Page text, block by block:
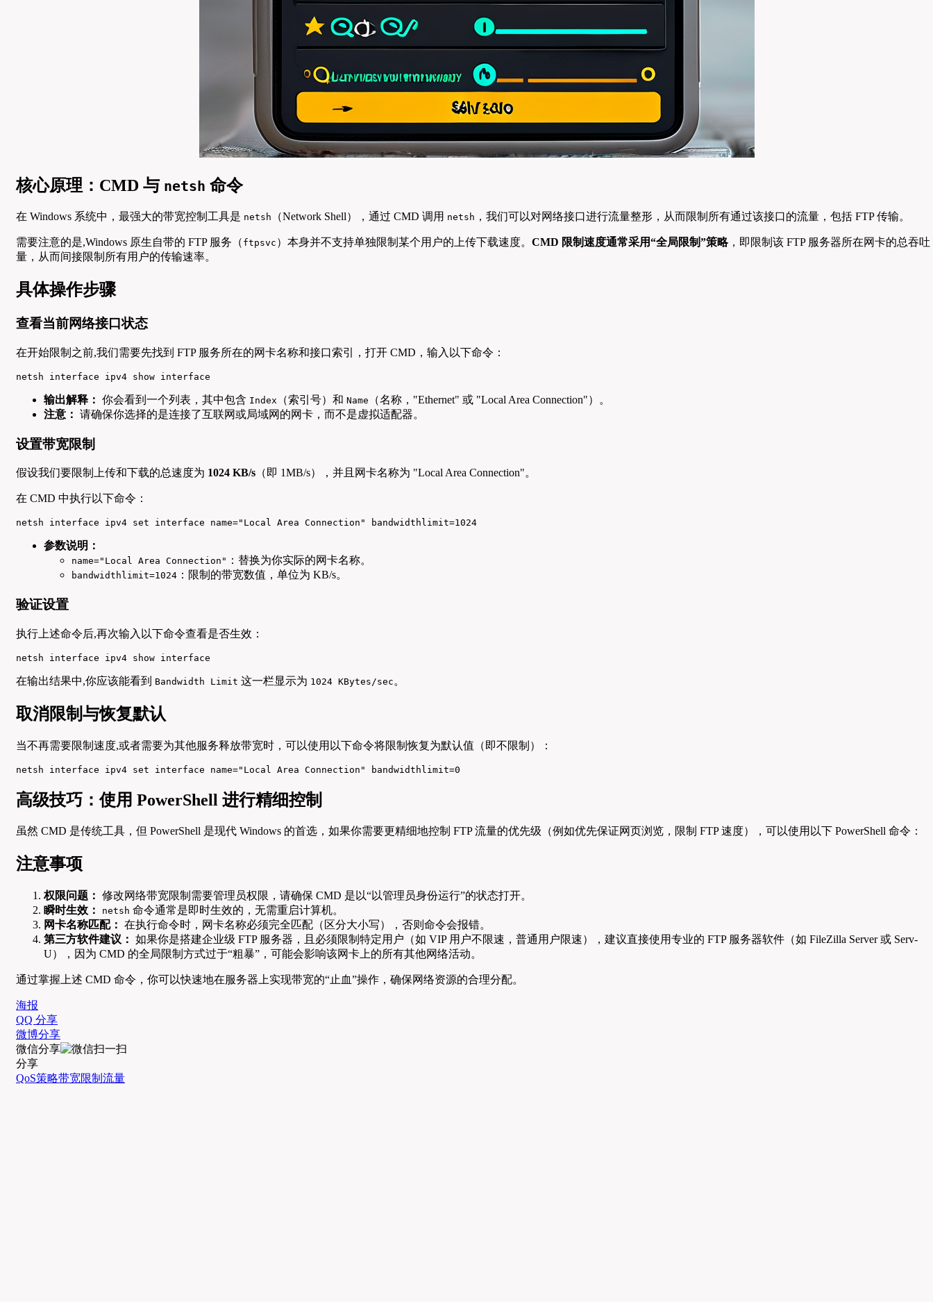
核心原理：CMD 与 netsh 命令
在 Windows 系统中，最强大的带宽控制工具是 netsh （Network Shell），通过 CMD 调用 netsh ，我们可以对网络接口进行流量整形，从而限制所有通过该接口的流量，包括 FTP 传输。
需要注意的是,Windows 原生自带的 FTP 服务（ ftpsvc ）本身并不支持单独限制某个用户的上传下载速度。 CMD 限制速度通常采用“全局限制”策略，即限制该 FTP 服务器所在网卡的总吞吐
量，从而间接限制所有用户的传输速率。
具体操作步骤
查看当前网络接口状态
在开始限制之前,我们需要先找到 FTP 服务所在的网卡名称和接口索引，打开 CMD，输入以下命令：
netsh interface ipv4 show interface
输出解释： 你会看到一个列表，其中包含 Index （索引号）和 Name
（名称，"Ethernet" 或 "Local Area Connection"）。
注意： 请确保你选择的是连接了互联网或局域网的网卡，而不是虚拟适配器。
设置带宽限制
假设我们要限制上传和下载的总速度为 1024 KB/s （即 1MB/s），并且网卡名称为 "Local Area Connection"。
在 CMD 中执行以下命令：
netsh interface ipv4 set interface name="Local Area Connection" bandwidthlimit=1024
参数说明：
name="Local Area Connection" ：替换为你实际的网卡名称。
bandwidthlimit=1024 ：限制的带宽数值，单位为 KB/s。
验证设置
执行上述命令后,再次输入以下命令查看是否生效：
netsh interface ipv4 show interface
在输出结果中,你应该能看到 Bandwidth Limit 这一栏显示为 1024 KBytes/sec 。
取消限制与恢复默认
当不再需要限制速度,或者需要为其他服务释放带宽时，可以使用以下命令将限制恢复为默认值（即不限制）：
netsh interface ipv4 set interface name="Local Area Connection" bandwidthlimit=0
高级技巧：使用 PowerShell 进行精细控制
虽然 CMD 是传统工具，但 PowerShell 是现代 Windows 的首选，如果你需要更精细地控制 FTP 流量的优先级（例如优先保证网页浏览，限制 FTP 速度），可以使用以下 PowerShell 命令：
注意事项
权限问题： 修改网络带宽限制需要管理员权限，请确保 CMD 是以“以管理员身份运行”的状态打开。
瞬时生效：
netsh 命令通常是即时生效的，无需重启计算机。
网卡名称匹配： 在执行命令时，网卡名称必须完全匹配（区分大小写），否则命令会报错。
第三方软件建议： 如果你是搭建企业级 FTP 服务器，且必须限制特定用户（如 VIP 用户不限速，普通用户限速），建议直接使用专业的 FTP 服务器软件（如 FileZilla Server 或 Serv-
U），因为 CMD 的全局限制方式过于“粗暴”，可能会影响该网卡上的所有其他网络活动。
通过掌握上述 CMD 命令，你可以快速地在服务器上实现带宽的“止血”操作，确保网络资源的合理分配。
海报
QQ 分享
微博分享
微信分享
分享
QoS策略带宽限制 流量